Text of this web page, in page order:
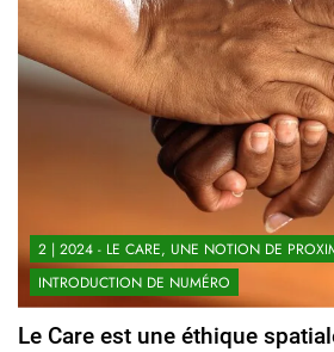
2 | 2024 - LE CARE, UNE NOTION DE
INTRODUCTION DE NUMÉRO
Le Care est une éthique